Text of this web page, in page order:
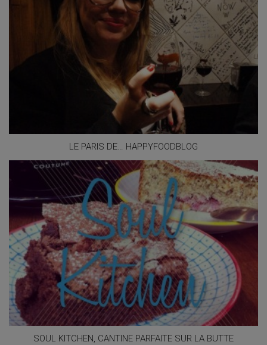
LE PARIS DE… HAPPYFOODBLOG
SOUL KITCHEN, CANTINE PARFAITE SUR LA BUTTE